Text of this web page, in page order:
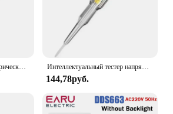
Профессиональный электрический тестер 220 В, ручка, отвертка, детектор мощности, зонд, промышленная ручка для проверки напряжения, 4x75 мм вольтметр, тестовые инструменты Интеллектуальный тестер напряжения перо AC Бесконтактный индукционный тестер карандаш вольтметр детектор мощности индикатор электрической отвертки
144,78руб.